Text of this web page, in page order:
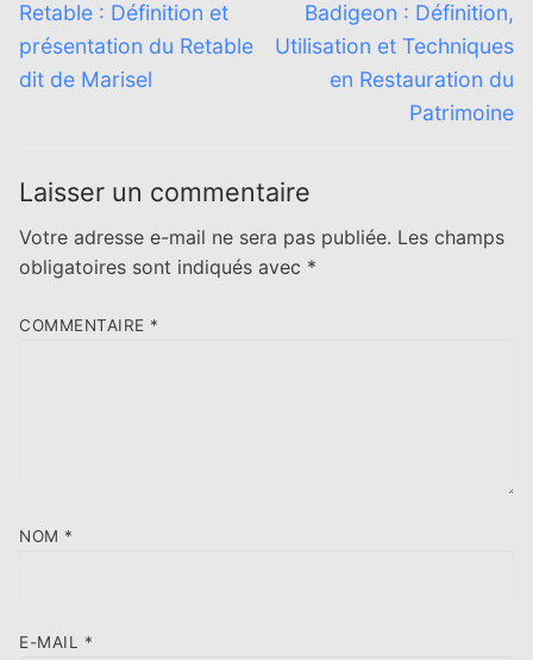
l’article
Previous
post:
Retable : Définition et
présentation du Retable
dit de Marisel
Next
post:
Badigeon : Définition,
Utilisation et Techniques
en Restauration du
Patrimoine
Laisser un commentaire
Votre adresse e-mail ne sera pas publiée. Les champs
obligatoires sont indiqués avec *
COMMENTAIRE *
NOM *
E-MAIL *